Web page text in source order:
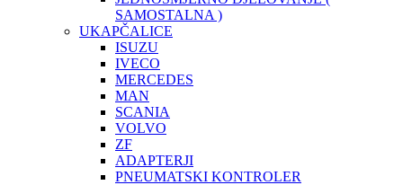
SAMOSTALNA )
UKAPČALICE
ISUZU
IVECO
MERCEDES
MAN
SCANIA
VOLVO
ZF
ADAPTERJI
PNEUMATSKI KONTROLER